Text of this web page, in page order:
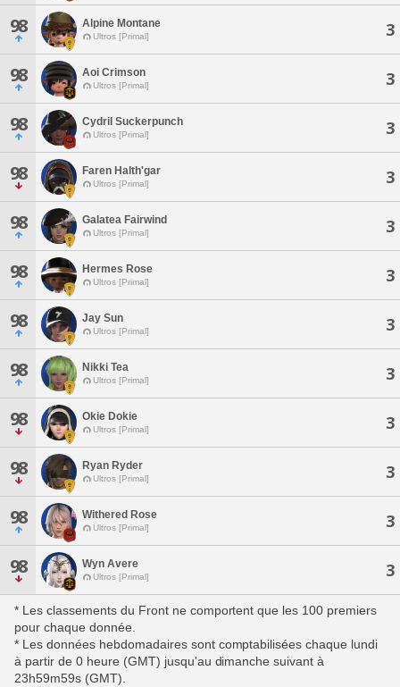
98 Alpine Montane
Ultros [Primal] 3
98 Aoi Crimson
Ultros [Primal] 3
98 Cydril Suckerpunch
Ultros [Primal] 3
98 Faren Halth'gar
Ultros [Primal] 3
98 Galatea Fairwind
Ultros [Primal] 3
98 Hermes Rose
Ultros [Primal] 3
98 Jay Sun
Ultros [Primal] 3
98 Nikki Tea
Ultros [Primal] 3
98 Okie Dokie
Ultros [Primal] 3
98 Ryan Ryder
Ultros [Primal] 3
98 Withered Rose
Ultros [Primal] 3
98 Wyn Avere
Ultros [Primal] 3
* Les classements du Front ne comportent que les 100 premiers
pour chaque donnée.
* Les données hebdomadaires sont comptabilisées chaque lundi
à partir de 0 heure (GMT) jusqu'au dimanche suivant à
23h59m59s (GMT).